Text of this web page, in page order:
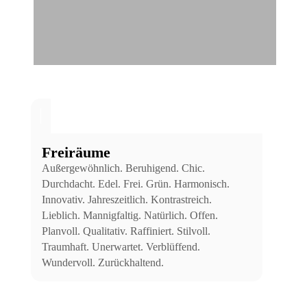
Freiräume
Außergewöhnlich. Beruhigend. Chic.
Durchdacht. Edel. Frei. Grün. Harmonisch.
Innovativ. Jahreszeitlich. Kontrastreich.
Lieblich. Mannigfaltig. Natürlich. Offen.
Planvoll. Qualitativ. Raffiniert. Stilvoll.
Traumhaft. Unerwartet. Verblüffend.
Wundervoll. Zurückhaltend.